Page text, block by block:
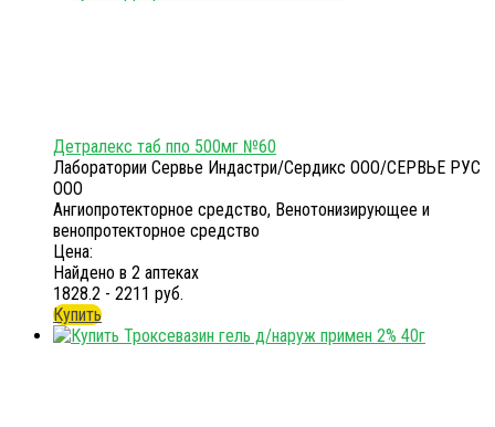
Детралекс таб ппо 500мг №60
Лаборатории Сервье Индастри/Сердикс ООО/СЕРВЬЕ РУС
ООО
Ангиопротекторное средство, Венотонизирующее и
венопротекторное средство
Цена:
Найдено в 2 аптеках
1828.2 - 2211 руб.
Купить